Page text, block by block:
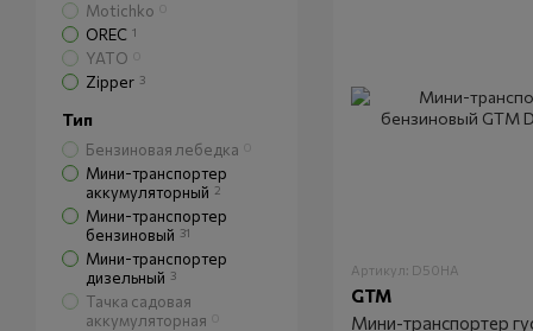
Артикул: D50HA
GTM
Мини-транспортер
Motichko
OREC 1
YATO
Zipper 3
Тип
Бензиновая лебедка
Мини-транспортер
аккумуляторный 2
Мини-транспортер
бензиновый 31
Мини-транспортер
дизельный 3
Тачка садовая
аккумуляторная